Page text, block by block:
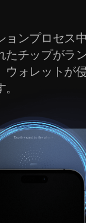
ョンプロセス
たチップがラ
ウォレットが